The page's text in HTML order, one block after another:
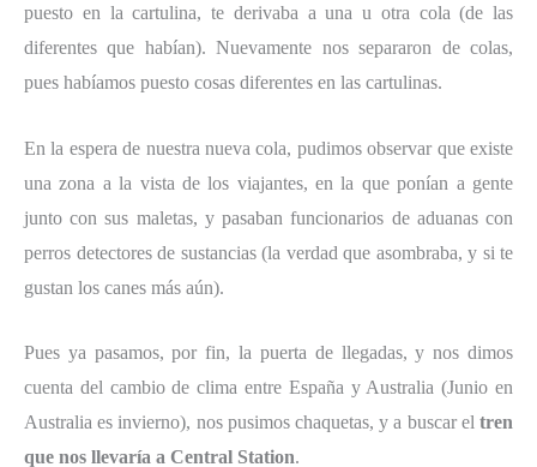
puesto en la cartulina, te derivaba a una u otra cola (de las
diferentes que habían). Nuevamente nos separaron de colas,
pues habíamos puesto cosas diferentes en las cartulinas.
En la espera de nuestra nueva cola, pudimos observar que existe
una zona a la vista de los viajantes, en la que ponían a gente
junto con sus maletas, y pasaban funcionarios de aduanas con
perros detectores de sustancias (la verdad que asombraba, y si te
gustan los canes más aún).
Pues ya pasamos, por fin, la puerta de llegadas, y nos dimos
cuenta del cambio de clima entre España y Australia (Junio en
Australia es invierno), nos pusimos chaquetas, y a buscar el tren
que nos llevaría a Central Station.